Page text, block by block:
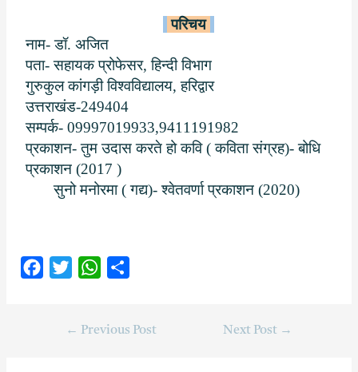
परिचय
नाम- डॉ. अजित
पता- सहायक प्रोफेसर, हिन्दी विभाग
गुरुकुल कांगड़ी विश्वविद्यालय, हरिद्वार
उत्तराखंड-249404
सम्पर्क- 09997019933,9411191982
प्रकाशन- तुम उदास करते हो कवि ( कविता संग्रह)- बोधि
प्रकाशन (2017 )
सुनो मनोरमा ( गद्य)- श्वेतवर्णा प्रकाशन(2020)
t
W
t
r
← Previous Post Next Post →